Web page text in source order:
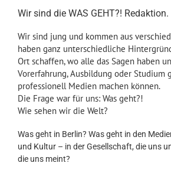
Wir sind die WAS GEHT?! Redaktion.
Wir sind jung und kommen aus
haben ganz unterschiedliche
Ort schaffen, wo alle das Sagen haben
Vorerfahrung, Ausbildung oder Studium
professionell Medien machen können.
Die Frage war für uns: Was geht?!
Wie sehen wir die Welt?
Was geht in Berlin? Was geht in den
und Kultur – in der Gesellschaft, die uns
die uns meint?